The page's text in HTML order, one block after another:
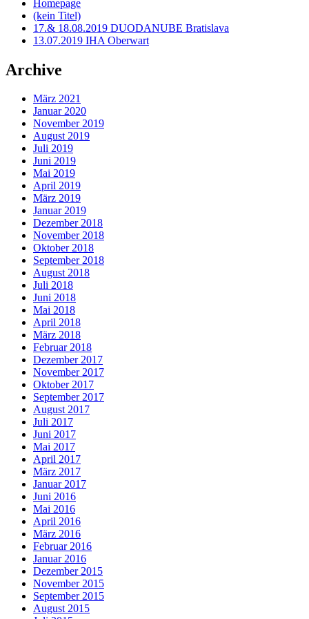
Homepage
(kein Titel)
17.& 18.08.2019 DUODANUBE Bratislava
13.07.2019 IHA Oberwart
Archive
März 2021
Januar 2020
November 2019
August 2019
Juli 2019
Juni 2019
Mai 2019
April 2019
März 2019
Januar 2019
Dezember 2018
November 2018
Oktober 2018
September 2018
August 2018
Juli 2018
Juni 2018
Mai 2018
April 2018
März 2018
Februar 2018
Dezember 2017
November 2017
Oktober 2017
September 2017
August 2017
Juli 2017
Juni 2017
Mai 2017
April 2017
März 2017
Januar 2017
Juni 2016
Mai 2016
April 2016
März 2016
Februar 2016
Januar 2016
Dezember 2015
November 2015
September 2015
August 2015